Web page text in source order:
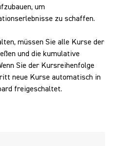
um
zu schaffen.
müssen Sie alle Kurse der
und die kumulative
Sie der Kursreihenfolge
neue Kurse automatisch in
freigeschaltet.